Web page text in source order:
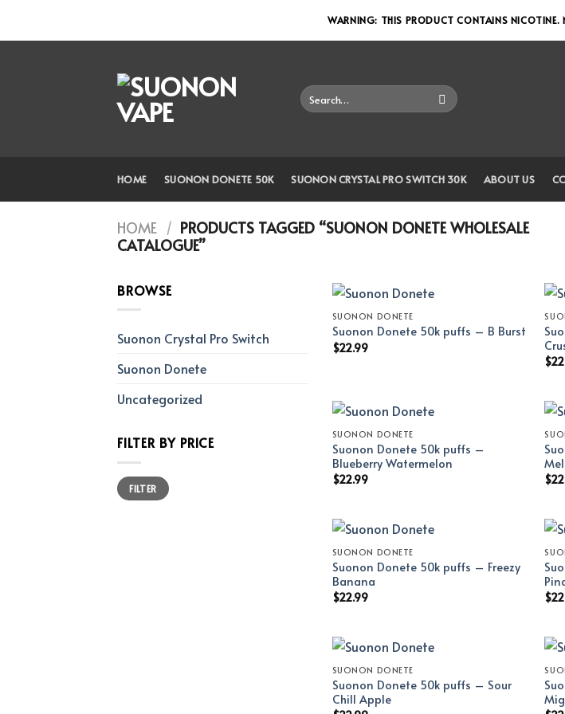
WARNING: THIS PRODUCT CONTAINS NICOTINE.
Search
for:
HOME SUONON DONETE 50K SUONON CRYSTAL PRO SWITCH 30K ABOUT US
HOME / PRODUCTS TAGGED “SUONON DONETE WHOLESALE
CATALOGUE”
BROWSE
Suonon Crystal Pro Switch
Suonon Donete
Uncategorized
FILTER BY PRICE
Min
price
Max
priceFILTER
SUONON DONETE
Suonon Donete 50k puffs – B Burst
$22.99
$
SUONON DONETE
Suonon Donete 50k puffs –
Blueberry Watermelon
$22.99
$
SUONON DONETE
Suonon Donete 50k puffs – Freezy
Banana
$22.99
$
SUONON DONETE
Suonon Donete 50k puffs – Sour
Chill Apple